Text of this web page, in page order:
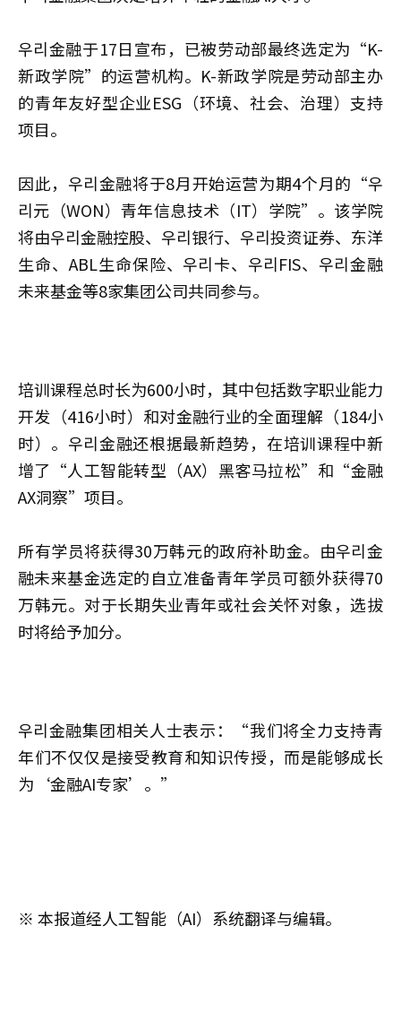
우리金融于17日宣布，已被劳动部最终选定为“K-
新政学院”的运营机构。K-新政学院是劳动部主办
的青年友好型企业ESG（环境、社会、治理）支持
项目。
因此，우리金融将于8月开始运营为期4个月的“우
리元（WON）青年信息技术（IT）学院”。该学院
将由우리金融控股、우리银行、우리投资证券、东洋
生命、ABL生命保险、우리卡、우리FIS、우리金融
未来基金等8家集团公司共同参与。
培训课程总时长为600小时，其中包括数字职业能力
开发（416小时）和对金融行业的全面理解（184小
时）。우리金融还根据最新趋势，在培训课程中新
增了“人工智能转型（AX）黑客马拉松”和“金融
AX洞察”项目。
所有学员将获得30万韩元的政府补助金。由우리金
融未来基金选定的自立准备青年学员可额外获得70
万韩元。对于长期失业青年或社会关怀对象，选拔
时将给予加分。
우리金融集团相关人士表示：“我们将全力支持青
年们不仅仅是接受教育和知识传授，而是能够成长
为‘金融AI专家’。”
※ 本报道经人工智能（AI）系统翻译与编辑。